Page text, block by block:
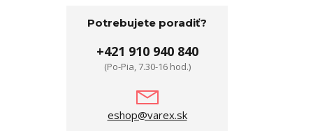
Potrebujete poradiť?
+421 910 940 840
(Po-Pia, 7.30-16 hod.)
eshop@varex.sk